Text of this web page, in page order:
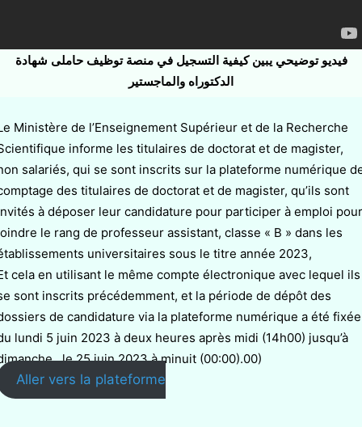
فيديو توضيحي يبين كيفية التسجيل في منصة توظيف حاملى شهادة
الدكتوراه والماجستير
Ministère de l’Enseignement Supérieur et de la Recherche
informe les titulaires de doctorat et de magister,
salariés, qui se sont inscrits sur la plateforme numérique
des titulaires de doctorat et de magister, qu’ils sont
à déposer leur candidature pour participer à emploi pour
le rang de professeur assistant, classe « B » dans les
universitaires sous le titre année 2023,
cela en utilisant le même compte électronique avec lequel ils
sont inscrits précédemment, et la période de dépôt des
de candidature via la plateforme numérique a été fixée
lundi 5 juin 2023 à deux heures après midi (14h00) jusqu’à
, le 25 juin 2023 à minuit (00:00).00)
Aller vers la plateforme